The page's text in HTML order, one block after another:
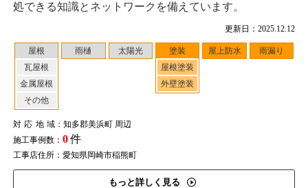
更新日：2025.12.12
屋根
瓦屋根
金属屋根
その他
雨樋 太陽光
塗装
屋根塗装
外壁塗装
屋上防水 雨漏り
対応地域：知多郡美浜町 周辺
施工事例数： 0件
工事店住所：愛知県岡崎市稲熊町
もっと詳しく見る
処できる知識とネットワークを備えています。